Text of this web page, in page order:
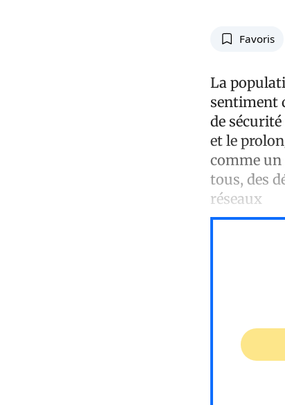
Favoris
La
sentiment
de
et le
comme un
tous, des
réseaux